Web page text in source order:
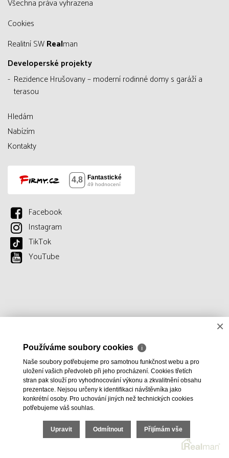
všechna práva vyhrazena
Cookies
Realitní SWRealman
Developerské projekty
Rezidence Hrušovany – moderní rodinné domy s garáží a
terasou
Hledám
Nabízím
Kontakty
Facebook
Instagram
TikTok
YouTube
×
Používáme soubory cookies ℹ
Naše soubory potřebujeme pro samotnou funkčnost webu a pro
uložení vašich předvoleb při jeho procházení. Cookies třetích
stran pak slouží pro vyhodnocování výkonu a zkvalitnění obsahu
prezentace. Nejsou určeny k identifikaci návštěvníka jako
konkrétní osoby. Pro uchování jiných než technických cookies
potřebujeme váš souhlas.
Upravit Odmítnout Přijímám vše